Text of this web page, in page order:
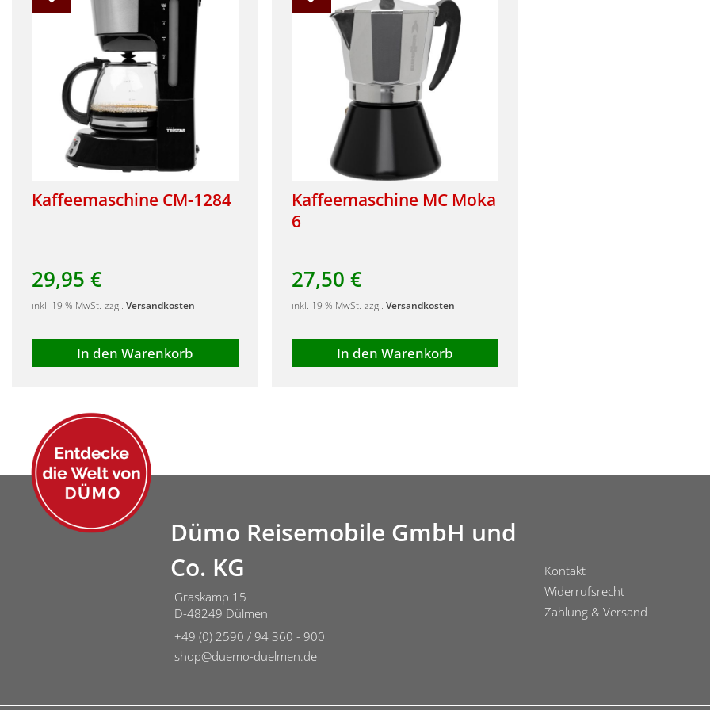
Kaffeemaschine CM-1284
29,95 €
inkl. 19 % MwSt. zzgl. Versandkosten
In den Warenkorb
Kaffeemaschine MC Moka
6
27,50 €
inkl. 19 % MwSt. zzgl. Versandkosten
In den Warenkorb
Dümo Reisemobile GmbH und
Co. KG
Graskamp 15
D-48249 Dülmen
+49 (0) 2590 / 94 360 - 900
shop@duemo-duelmen.de
Kontakt
Widerrufsrecht
Zahlung & Versand